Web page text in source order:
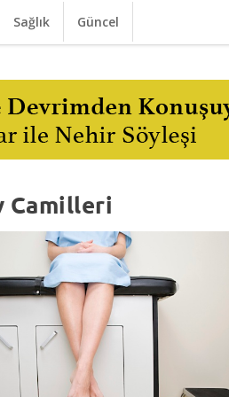
Sağlık Güncel
Camilleri